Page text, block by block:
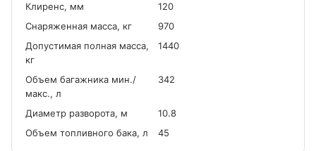
Клиренс, мм
120
Снаряженная масса, кг
970
Допустимая полная масса,
кг
1440
Объем багажника мин./
макс., л
342
Диаметр разворота, м
10.8
Объем топливного бака, л
45